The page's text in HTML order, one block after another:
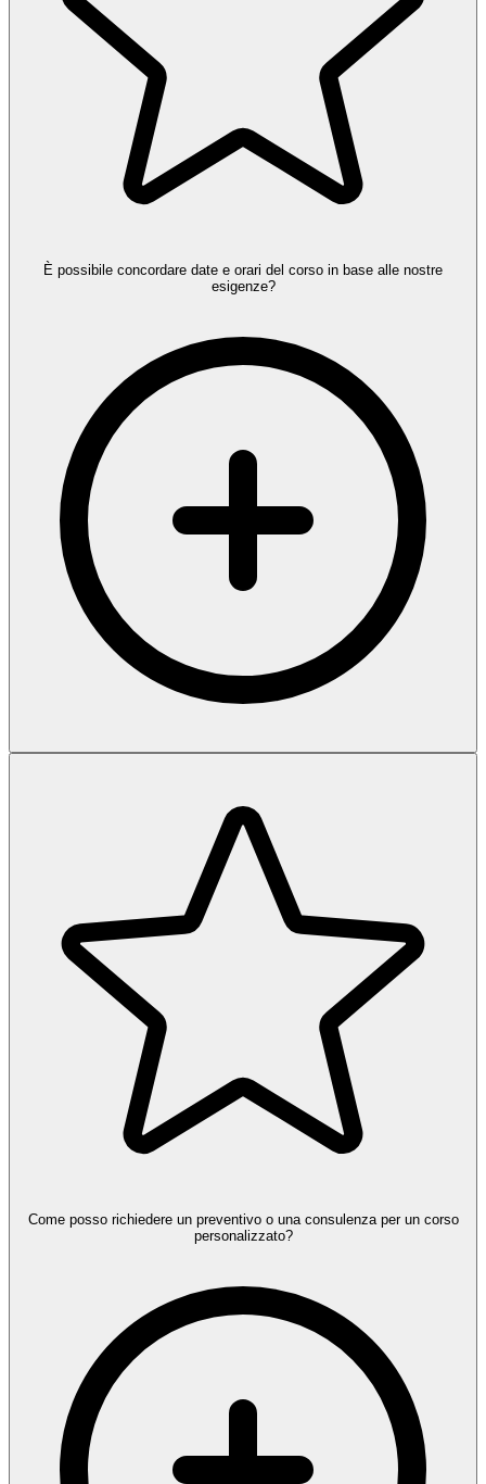
È possibile concordare date e orari del corso in base alle nostre
esigenze?
Come posso richiedere un preventivo o una consulenza per un corso
personalizzato?